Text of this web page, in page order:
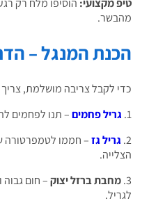
מקצועי:הוסיפו מלח רק רגע לפני
המנגל – הדרך
לקבל צריבה מושלמת, צריך חום
פחמים– תנו לפחמים להגיע
גז
ברזל יצוק– חום גבוה